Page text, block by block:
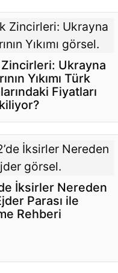
Ukrayna
Yıkımı Türk
Fiyatları
İksirler Nereden
Parası ile
Rehberi